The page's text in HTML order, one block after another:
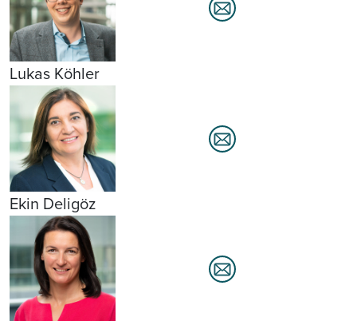
Lukas Köhler
Ekin Deligöz